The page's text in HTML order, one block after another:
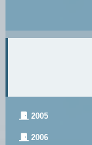
2005
2006